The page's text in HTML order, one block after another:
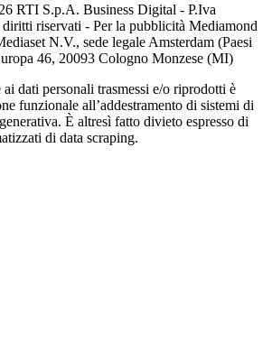
RTI S.p.A. Business Digital - P.Iva
riservati - Per la pubblicità Mediamond
N.V., sede legale Amsterdam (Paesi
46, 20093 Cologno Monzese (MI)
dati personali trasmessi e/o riprodotti è
funzionale all’addestramento di sistemi di
È altresì fatto divieto espresso di
di data scraping.